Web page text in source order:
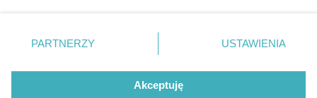
Historia miasta
Zdjęcia miasta
znajdujący się w lewym dolnym rogu strony
. Niektóre
przetwarzaniu. Preferencje będą miały zastosowania tylko
PARTNERZY USTAWIENIA
Akceptuję